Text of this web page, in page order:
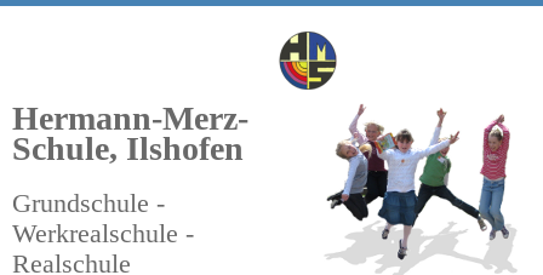
Hermann-Merz-
Schule, Ilshofen
Grundschule -
Werkrealschule -
Realschule